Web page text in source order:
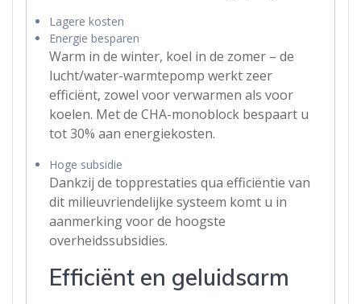
Lagere kosten
Energie besparen
Warm in de winter, koel in de zomer – de
lucht/water-warmtepomp werkt zeer
efficiënt, zowel voor verwarmen als voor
koelen. Met de CHA-monoblock bespaart u
tot 30% aan energiekosten.
Hoge subsidie
Dankzij de topprestaties qua efficiëntie van
dit milieuvriendelijke systeem komt u in
aanmerking voor de hoogste
overheidssubsidies.
Efficiënt en geluidsarm